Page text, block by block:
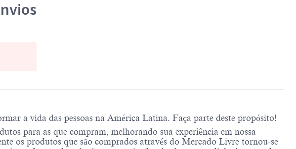
a vida das pessoas na América Latina. Faça parte deste propósito!
para as que compram, melhorando sua experiência em nossa
os produtos que são comprados através do Mercado Livre tornou-se